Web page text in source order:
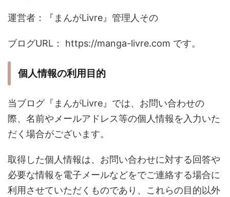
運営者：『まんがLivre』管理人その
ブログURL： https://manga-livre.com です。
個人情報の利用目的
当ブログ『まんがLivre』では、お問い合わせの
際、名前やメールアドレス等の個人情報を入力いた
だく場合がございます。
取得した個人情報は、お問い合わせに対する回答や
必要な情報を電子メールなどをでご連絡する場合に
利用させていただくものであり、これらの目的以外